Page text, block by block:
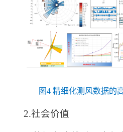
图4 精细化测风数据的
2.社会价值